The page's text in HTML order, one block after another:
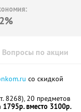
Вопросы по акции
со скидкой
8268), 20 предметов
1795р. вместо 3100р.